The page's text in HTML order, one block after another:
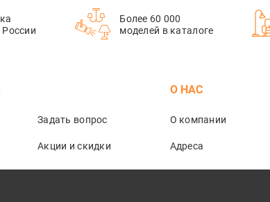
России
Более 60 000
моделей в каталоге
Задать вопрос
Акции и скидки
О НАС
О компании
Адреса